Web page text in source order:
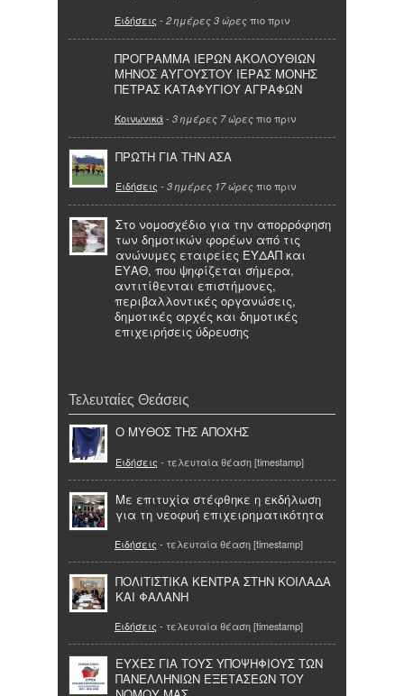
Ειδήσεις - 2 ημέρες 3 ώρες πιο πριν
ΠΡΟΓΡΑΜΜΑ ΙΕΡΩΝ ΑΚΟΛΟΥΘΙΩΝ
ΜΗΝΟΣ ΑΥΓΟΥΣΤΟΥ ΙΕΡΑΣ ΜΟΝΗΣ
ΠΕΤΡΑΣ ΚΑΤΑΦΥΓΙΟΥ ΑΓΡΑΦΩΝ
Κοινωνικά- 3 ημέρες 7 ώρες πιο πριν
ΠΡΩΤΗ ΓΙΑ ΤΗΝ ΑΣΑ
Ειδήσεις - 3 ημέρες 17 ώρες πιο πριν
Στο νομοσχέδιο για την απορρόφηση
των δημοτικών φορέων από τις
ανώνυμες εταιρείες ΕΥΔΑΠ και
ΕΥΑΘ, που ψηφίζεται σήμερα,
αντιτίθενται επιστήμονες,
περιβαλλοντικές οργανώσεις,
δημοτικές αρχές και δημοτικές
επιχειρήσεις ύδρευσης
Τελευταίες Θεάσεις
O ΜΥΘΟΣ ΤΗΣ ΑΠΟΧΗΣ
Ειδήσεις - τελευταία θέαση [timestamp]
Με επιτυχία στέφθηκε η εκδήλωση
για τη νεοφυή επιχειρηματικότητα
Ειδήσεις - τελευταία θέαση [timestamp]
ΠΟΛΙΤΙΣΤΙΚΑ ΚΕΝΤΡΑ ΣΤΗΝ ΚΟΙΛΑΔΑ
ΚΑΙ ΦΑΛΑΝΗ
Ειδήσεις - τελευταία θέαση [timestamp]
ΕΥΧΕΣ ΓΙΑ ΤΟΥΣ ΥΠΟΨΗΦΙΟΥΣ ΤΩΝ
ΠΑΝΕΛΛΗΝΙΩΝ ΕΞΕΤΑΣΕΩΝ ΤΟΥ